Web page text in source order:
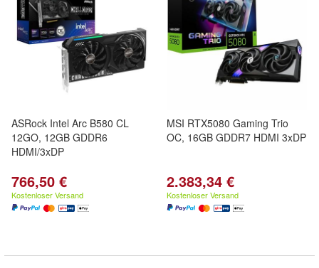
ASRock Intel Arc B580 CL
12GO, 12GB GDDR6
HDMI/3xDP
766,50 €
Kostenloser Versand
MSI RTX5080 Gaming Trio
OC, 16GB GDDR7 HDMI 3xDP
2.383,34 €
Kostenloser Versand